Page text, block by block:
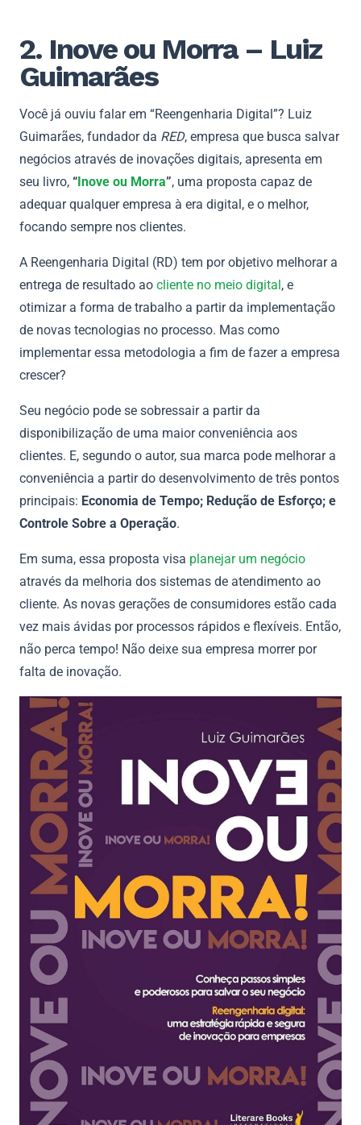
2. Inove ou Morra – Luiz
Guimarães
Você já ouviu falar em “Reengenharia Digital”? Luiz
Guimarães, fundador da RED, empresa que busca salvar
negócios através de inovações digitais, apresenta em
seu livro, “Inove ou Morra”, uma proposta capaz de
adequar qualquer empresa à era digital, e o melhor,
focando sempre nos clientes.
A Reengenharia Digital (RD) tem por objetivo melhorar a
entrega de resultado ao cliente no meio digital, e
otimizar a forma de trabalho a partir da implementação
de novas tecnologias no processo. Mas como
implementar essa metodologia a fim de fazer a empresa
crescer?
Seu negócio pode se sobressair a partir da
disponibilização de uma maior conveniência aos
clientes. E, segundo o autor, sua marca pode melhorar a
conveniência a partir do desenvolvimento de três pontos
principais: Economia de Tempo; Redução de Esforço; e
Controle Sobre a Operação.
Em suma, essa proposta visa planejar um negócio
através da melhoria dos sistemas de atendimento ao
cliente. As novas gerações de consumidores estão cada
vez mais ávidas por processos rápidos e flexíveis. Então,
não perca tempo! Não deixe sua empresa morrer por
falta de inovação.